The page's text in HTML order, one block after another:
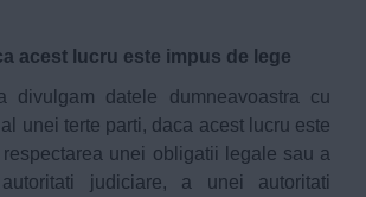
acest lucru este impus de lege
divulgam datele dumneavoastra cu
unei terte parti, daca acest lucru este
unei obligatii legale sau a
judiciare, a unei autoritati